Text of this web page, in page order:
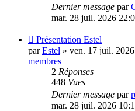
Dernier message par
mar. 28 juil. 2026
Nouveau
message
Présentation Estel
parEstel » ven. 17 juil.
membres
2 Réponses
448 Vues
Dernier message par
mar. 28 juil. 2026